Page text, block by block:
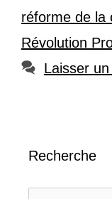
réforme de la
Révolution
Laisser
Recherche